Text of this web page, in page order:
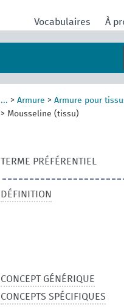
Vocabulaires À
... > Armure > Armure pour
> Mousseline (tissu)
TERME PRÉFÉRENTIEL
DÉFINITION
CONCEPT GÉNÉRIQUE
CONCEPTS SPÉCIFIQUES